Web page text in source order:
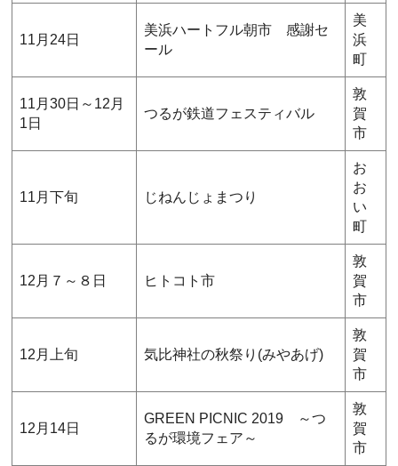
11月24日
美浜ハートフル朝市 感謝セ
ール
美
浜
町
11月30日～12月
1日
つるが鉄道フェスティバル
敦
賀
市
11月下旬 じねんじょまつり
お
お
い
町
12月７～８日 ヒトコト市
敦
賀
市
12月上旬 気比神社の秋祭り(みやあげ)
敦
賀
市
12月14日
GREEN PICNIC 2019 ～つ
るが環境フェア～
敦
賀
市